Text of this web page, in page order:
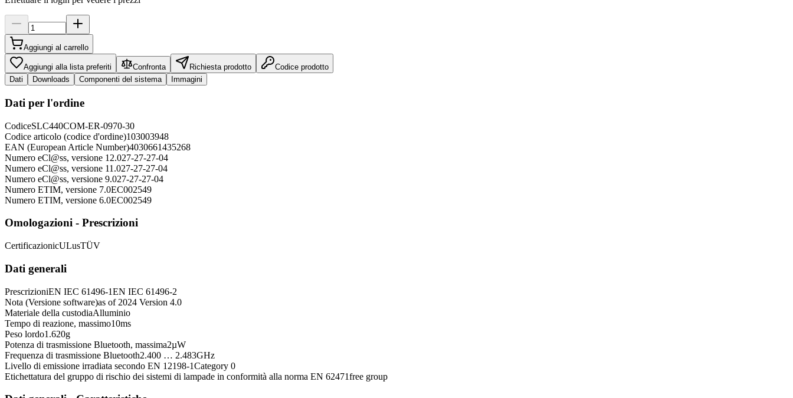
Aggiungi al carrello
Aggiungi alla lista preferiti Confronta Richiesta prodotto
Codice prodotto
Dati
Downloads Componenti del sistema Immagini
Dati per l'ordine
CodiceSLC440COM-ER-0970-30
Codice articolo (codice d'ordine)103003948
EAN (European Article Number)4030661435268
Numero eCl@ss, versione 12.027-27-27-04
Numero eCl@ss, versione 11.027-27-27-04
Numero eCl@ss, versione 9.027-27-27-04
Numero ETIM, versione 7.0EC002549
Numero ETIM, versione 6.0EC002549
Omologazioni - Prescrizioni
CertificazionicULusTÜV
Dati generali
PrescrizioniEN IEC 61496-1EN IEC 61496-2
Nota (Versione software)as of 2024 Version 4.0
Materiale della custodiaAlluminio
Tempo di reazione, massimo10ms
Peso lordo1.620g
Potenza di trasmissione Bluetooth, massima2µW
Frequenza di trasmissione Bluetooth2.400 … 2.483GHz
Livello di emissione irradiata secondo EN 12198-1Category 0
Etichettatura del gruppo di rischio dei sistemi di lampade in conformità alla norma EN 62471free group